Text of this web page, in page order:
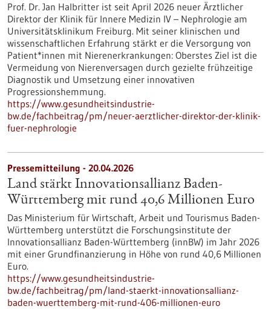
Prof. Dr. Jan Halbritter ist seit April 2026 neuer Ärztlicher
Direktor der Klinik für Innere Medizin IV – Nephrologie am
Universitätsklinikum Freiburg. Mit seiner klinischen und
wissenschaftlichen Erfahrung stärkt er die Versorgung von
Patient*innen mit Nierenerkrankungen: Oberstes Ziel ist die
Vermeidung von Nierenversagen durch gezielte frühzeitige
Diagnostik und Umsetzung einer innovativen
Progressionshemmung.
https://www.gesundheitsindustrie-
bw.de/fachbeitrag/pm/neuer-aerztlicher-direktor-der-klinik-
fuer-nephrologie
Pressemitteilung - 20.04.2026
Land stärkt Innovationsallianz Baden-
Württemberg mit rund 40,6 Millionen Euro
Das Ministerium für Wirtschaft, Arbeit und Tourismus Baden-
Württemberg unterstützt die Forschungsinstitute der
Innovationsallianz Baden-Württemberg (innBW) im Jahr 2026
mit einer Grundfinanzierung in Höhe von rund 40,6 Millionen
Euro.
https://www.gesundheitsindustrie-
bw.de/fachbeitrag/pm/land-staerkt-innovationsallianz-
baden-wuerttemberg-mit-rund-406-millionen-euro